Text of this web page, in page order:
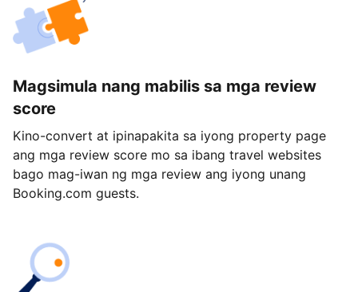
Magsimula nang mabilis sa mga review
score
Kino-convert at ipinapakita sa iyong property page
ang mga review score mo sa ibang travel websites
bago mag-iwan ng mga review ang iyong unang
Booking.com guests.